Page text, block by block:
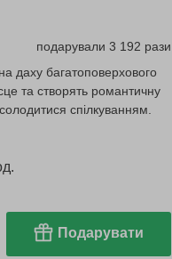
подарували 3 192 рази
даху багатоповерхового
та створять романтичну
спілкуванням.
Подарувати